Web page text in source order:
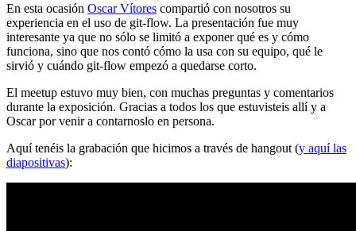
En esta ocasión Oscar Vítores compartió con nosotros su
experiencia en el uso de git-flow. La presentación fue muy
interesante ya que no sólo se limitó a exponer qué es y cómo
funciona, sino que nos contó cómo la usa con su equipo, qué le
sirvió y cuándo git-flow empezó a quedarse corto.
El meetup estuvo muy bien, con muchas preguntas y comentarios
durante la exposición. Gracias a todos los que estuvisteis allí y a
Oscar por venir a contarnoslo en persona.
Aquí tenéis la grabación que hicimos a través de hangout (y aquí las
diapositivas):